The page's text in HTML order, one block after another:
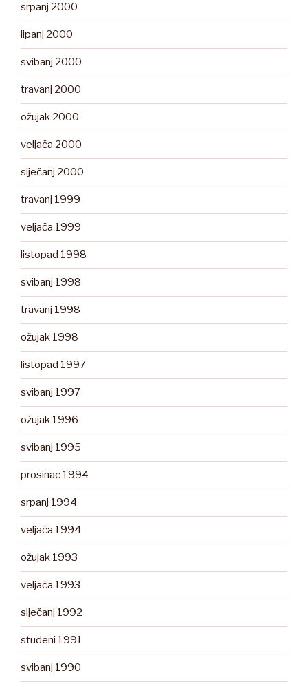
srpanj 2000
lipanj 2000
svibanj 2000
travanj 2000
ožujak 2000
veljača 2000
siječanj 2000
travanj 1999
veljača 1999
listopad 1998
svibanj 1998
travanj 1998
ožujak 1998
listopad 1997
svibanj 1997
ožujak 1996
svibanj 1995
prosinac 1994
srpanj 1994
veljača 1994
ožujak 1993
veljača 1993
siječanj 1992
studeni 1991
svibanj 1990